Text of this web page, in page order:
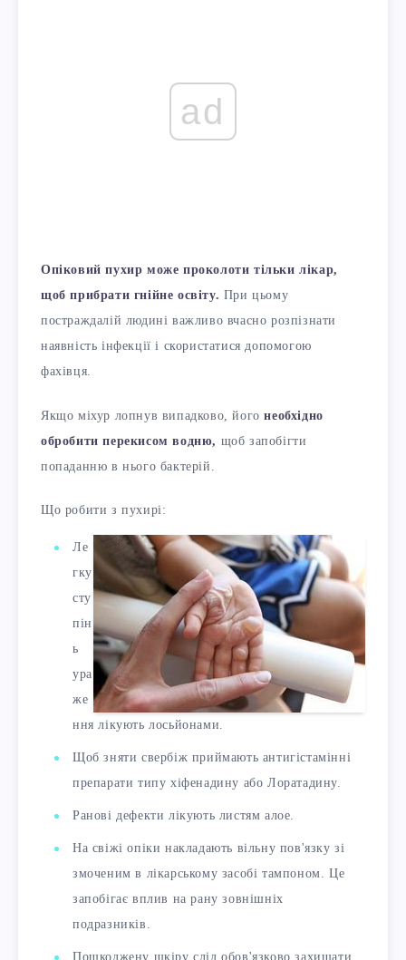
ad
Опіковий пухир може проколоти тільки лікар,
щоб прибрати гнійне освіту. При цьому
постраждалій людині важливо вчасно розпізнати
наявність інфекції і скористатися допомогою
фахівця.
Якщо міхур лопнув випадково, йогонеобхідно
обробити перекисом водню, щоб запобігти
попаданню в нього бактерій.
Що робити з пухирі:
Ле
гку
сту
пін
ь
ура
же
ння лікують лосьйонами.
Щоб зняти свербіж приймають антигістамінні
препарати типу хіфенадину або Лоратадину.
Ранові дефекти лікують листям алое.
На свіжі опіки накладають вільну пов'язку зі
змоченим в лікарському засобі тампоном. Це
запобігає вплив на рану зовнішніх
подразників.
Пошкоджену шкіру слід обов'язково захищати